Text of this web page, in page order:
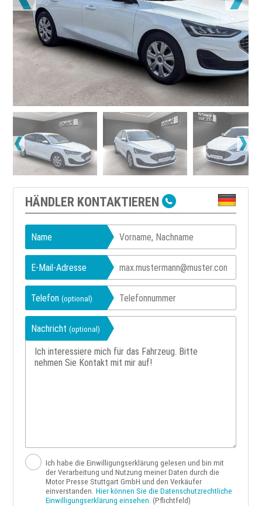
HÄNDLER KONTAKTIEREN
Name
E-Mail-Adresse
Telefon(optional)
Nachricht(optional)
Ich habe die Einwilligungserklärung gelesen und bin mit
der Verarbeitung und Nutzung meiner Daten durch die
Motor Presse Stuttgart GmbH und den Verkäufer
einverstanden. Hier können Sie die Datenschutzrechtliche
Einwilligungserklärung einsehen. (Pflichtfeld)